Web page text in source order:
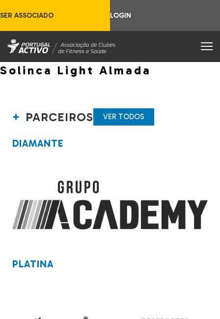
SER ASSOCIADO LOGIN
Solinca Light Almada
PARCEIROS VER TODOS
DIAMANTE
PLATINA